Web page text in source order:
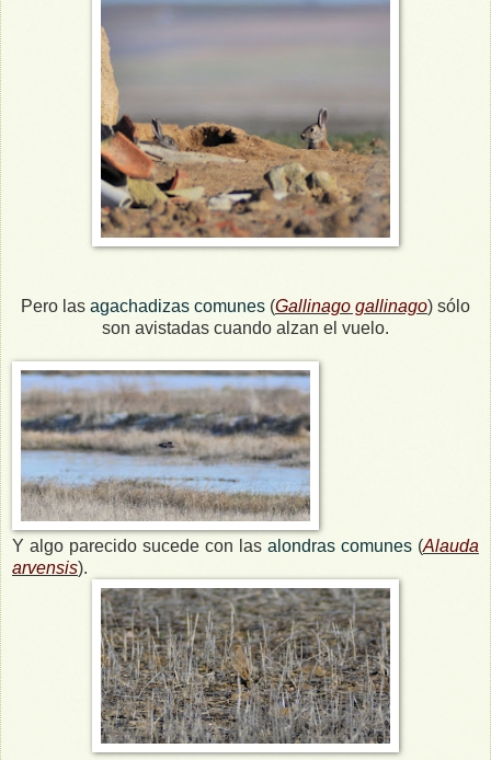
Pero las agachadizas comunes (Gallinago gallinago) sólo
son avistadas cuando alzan el vuelo.
Y algo parecido sucede con las alondras comunes (Alauda
arvensis).